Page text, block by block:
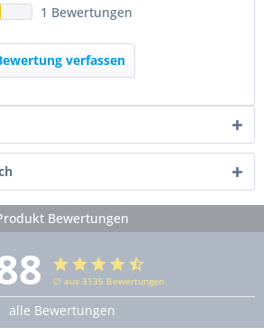
1 Bewertungen
verfassen
Bewertungen
∅ aus 3135 Bewertungen
alle Bewertungen